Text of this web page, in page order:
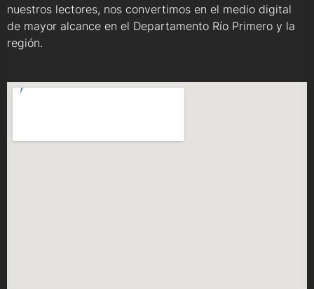
nuestros lectores, nos convertimos en el medio digital
de mayor alcance en el Departamento Río Primero y la
región.